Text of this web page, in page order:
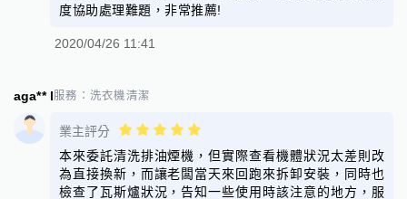
度協助處理難題，非常推薦!
2020/04/26 11:41
aga** l服務： 洗衣機清潔
業主評分
本來委託清洗排油煙機，但實際查看機體狀況太差則改
為直接換新，而讓老闆當天來回跑來拆卸安裝，同時也
檢查了瓦斯爐狀況，告知一些使用時該注意的地方，服